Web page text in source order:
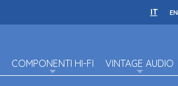
IT EN
COMPONENTI HI-FI VINTAGE AUDIO